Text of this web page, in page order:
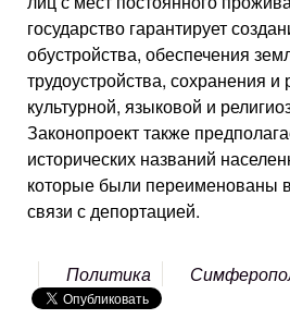
государство гарантирует
обустройства, обеспечения
трудоустройства, сохранения и
культурной, языковой и
Законопроект также
исторических названий
которые были
связи с депортацией.
Политика